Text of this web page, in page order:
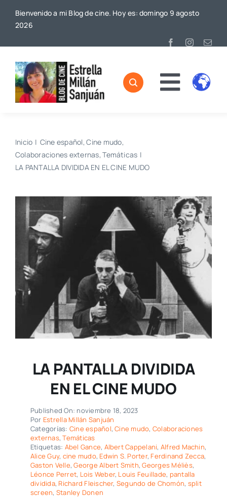
Bienvenido a mi Blog de cine. Hoy es: domingo 9 agosto
2026
Contacto
Inicio Cine español Cine mudo
Colaboraciones externas Temáticas
LA PANTALLA DIVIDIDA EN EL CINE MUDO
LA PANTALLA DIVIDIDA
EN EL CINE MUDO
Published On: noviembre 18, 2023
Por Estrella Millán Sanjuán
Categorías: Cine español,Cine mudo, Colaboraciones
externas,Temáticas
Etiquetas: Abel Gance, Albert Cappelani, Alfred Machin,
Alice Guy, cine mudo, Edwin S. Porter, Ferdinand Zecca,
Gaston Velle,George Albert Smith,Georges Méliès,
Léonce Perret, Lois Weber, Louis Feuillade, pantalla
dividida, Richard Fleischer, Segundo de Chomón, split
screen, Stanley Donen